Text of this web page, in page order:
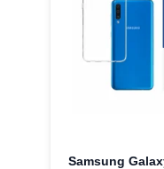
Samsung